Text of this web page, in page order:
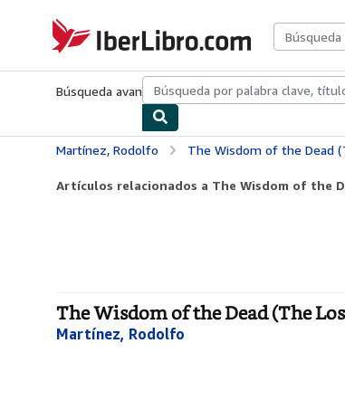
IberLibro.com
Búsqueda avanzadaColecciones Libros antiguos
Martínez, Rodolfo The Wisdom of the Dead
Artículos relacionados a The Wisdom of the
The Wisdom of the Dead (The
Martínez, Rodolfo